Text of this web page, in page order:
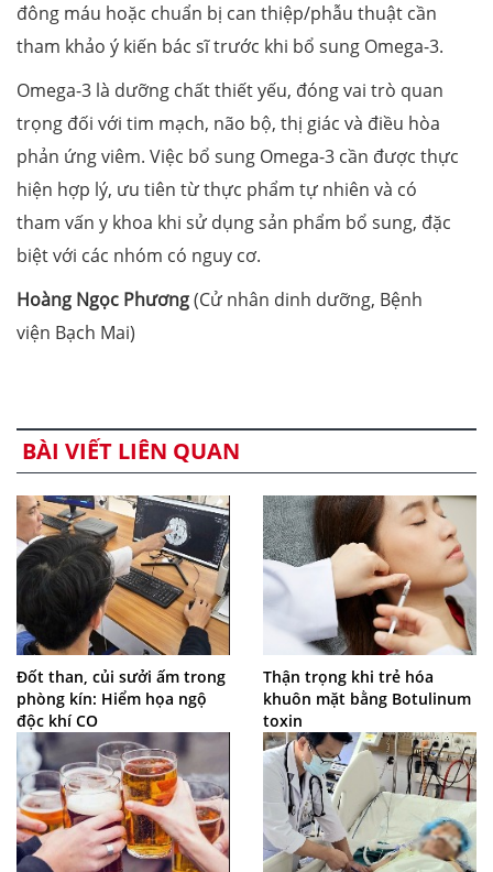
đông máu hoặc chuẩn bị can thiệp/phẫu thuật cần
tham khảo ý kiến bác sĩ trước khi bổ sung Omega-3.
Omega-3 là dưỡng chất thiết yếu, đóng vai trò quan
trọng đối với tim mạch, não bộ, thị giác và điều hòa
phản ứng viêm. Việc bổ sung Omega-3 cần được thực
hiện hợp lý, ưu tiên từ thực phẩm tự nhiên và có
tham vấn y khoa khi sử dụng sản phẩm bổ sung, đặc
biệt với các nhóm có nguy cơ.
Hoàng Ngọc Phương(Cử nhân dinh dưỡng, Bệnh
viện Bạch Mai)
BÀI VIẾT LIÊN QUAN
Đốt than, củi sưởi ấm trong
phòng kín: Hiểm họa ngộ
độc khí CO
Thận trọng khi trẻ hóa
khuôn mặt bằng Botulinum
toxin